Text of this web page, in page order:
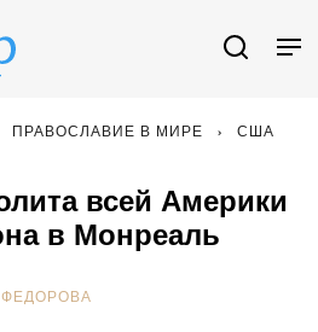
ПРАВОСЛАВИЕ В МИРЕ США
всей Америки
в Монреаль